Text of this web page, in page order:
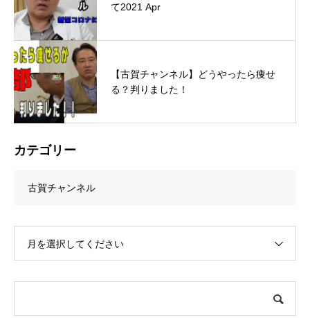
て2021 Apr
【古賀チャンネル】どうやったら痩せ
る？判りました！
カテゴリー
古賀チャンネル
月を選択してください